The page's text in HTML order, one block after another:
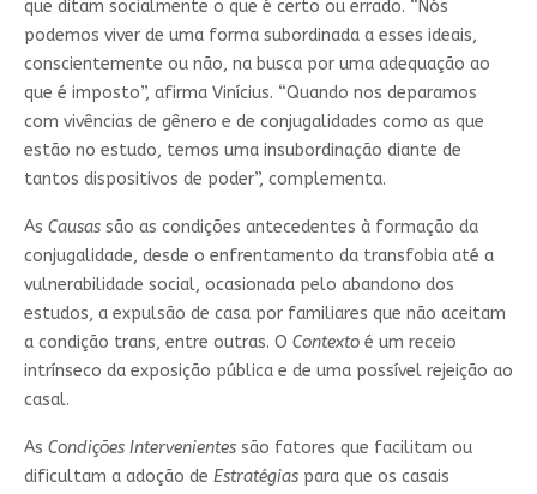
que ditam socialmente o que é certo ou errado. “Nós
podemos viver de uma forma subordinada a esses ideais,
conscientemente ou não, na busca por uma adequação ao
que é imposto”, afirma Vinícius. “Quando nos deparamos
com vivências de gênero e de conjugalidades como as que
estão no estudo, temos uma insubordinação diante de
tantos dispositivos de poder”, complementa.
As Causassão as condições antecedentes à formação da
conjugalidade, desde o enfrentamento da transfobia até a
vulnerabilidade social, ocasionada pelo abandono dos
estudos, a expulsão de casa por familiares que não aceitam
a condição trans, entre outras. O Contextoé um receio
intrínseco da exposição pública e de uma possível rejeição ao
casal.
As Condições Intervenientes são fatores que facilitam ou
dificultam a adoção de Estratégiaspara que os casais